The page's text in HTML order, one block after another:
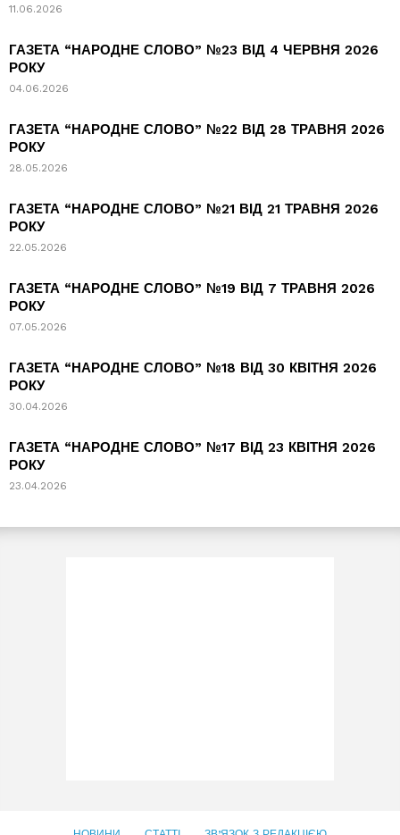
11.06.2026
ГАЗЕТА “НАРОДНЕ СЛОВО” №23 ВІД 4 ЧЕРВНЯ 2026
РОКУ
04.06.2026
ГАЗЕТА “НАРОДНЕ СЛОВО” №22 ВІД 28 ТРАВНЯ 2026
РОКУ
28.05.2026
ГАЗЕТА “НАРОДНЕ СЛОВО” №21 ВІД 21 ТРАВНЯ 2026
РОКУ
22.05.2026
ГАЗЕТА “НАРОДНЕ СЛОВО” №19 ВІД 7 ТРАВНЯ 2026
РОКУ
07.05.2026
ГАЗЕТА “НАРОДНЕ СЛОВО” №18 ВІД 30 КВІТНЯ 2026
РОКУ
30.04.2026
ГАЗЕТА “НАРОДНЕ СЛОВО” №17 ВІД 23 КВІТНЯ 2026
РОКУ
23.04.2026